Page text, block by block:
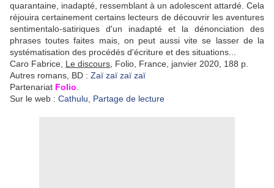
quarantaine, inadapté, ressemblant à un adolescent attardé. Cela
réjouira certainement certains lecteurs de découvrir les aventures
sentimentalo-satiriques d'un inadapté et la dénonciation des
phrases toutes faites mais, on peut aussi vite se lasser de la
systématisation des procédés d'écriture et des situations...
Caro Fabrice, Le discours, Folio, France, janvier 2020, 188 p.
Autres romans, BD : Zaï zaï zaï zaï
Partenariat Folio
Sur le web : Cathulu, Partage de lecture